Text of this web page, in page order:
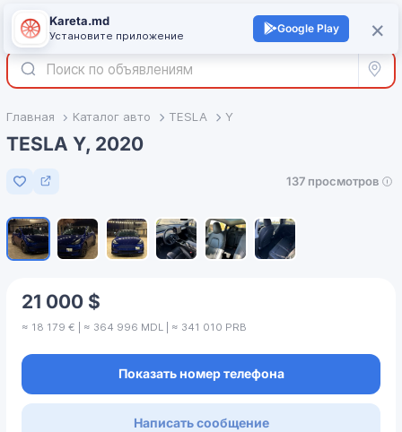
Войти +
Все
Главная Каталог авто TESLA Y
TESLA Y, 2020
Добавить в избранное
137 просмотров
21 000 $
≈ 18 179 € | ≈ 364 996 MDL | ≈ 341 010 PRB
Показать номер телефона
Написать сообщение
×
Kareta.md
Установите приложение
Google Play